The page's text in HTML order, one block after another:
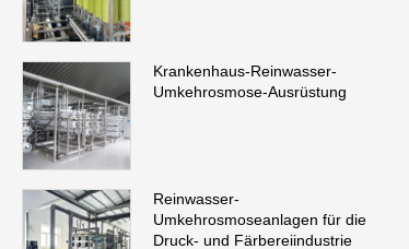
Krankenhaus-Reinwasser-
Umkehrosmose-Ausrüstung
Reinwasser-
Umkehrosmoseanlagen für die
Druck- und Färbereiindustrie